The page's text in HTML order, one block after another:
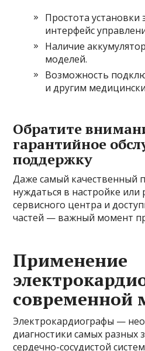
Простота установки
интерфейс
Наличие
моделей.
Возможность
и другим
Обратите
гарантийное
поддержку
Даже самый качественный
нуждаться в настройке
сервисного центра и
частей — важный момент
Применение
современной
Электрокардиографы —
диагностики самых разных
сердечно-сосудистой